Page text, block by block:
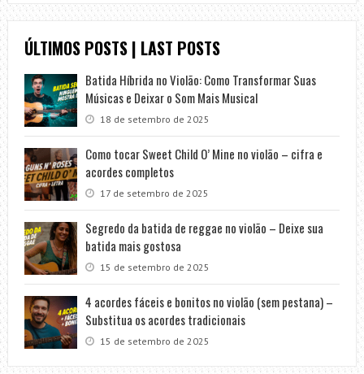
ÚLTIMOS POSTS | LAST POSTS
Batida Híbrida no Violão: Como Transformar Suas
Músicas e Deixar o Som Mais Musical
18 de setembro de 2025
Como tocar Sweet Child O’ Mine no violão – cifra e
acordes completos
17 de setembro de 2025
Segredo da batida de reggae no violão – Deixe sua
batida mais gostosa
15 de setembro de 2025
4 acordes fáceis e bonitos no violão (sem pestana) –
Substitua os acordes tradicionais
15 de setembro de 2025